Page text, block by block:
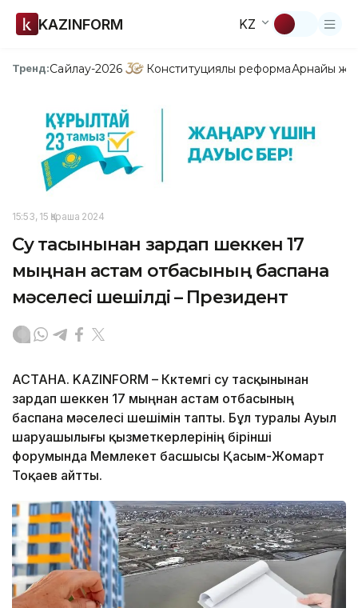
KAZINFORM KZ
Тренд:Сайлау-2026 Конституциялық реформаАрнайы
15:53, 15 Қараша 2024
Су тасқынынан зардап шеккен 17
мыңнан астам отбасының баспана
мәселесі шешілді – Президент
АСТАНА. KAZINFORM – Көктемгі су тасқынынан
зардап шеккен 17 мыңнан астам отбасының
баспана мәселесі шешімін тапты. Бұл туралы Ауыл
шаруашылығы қызметкерлерінің бірінші
форумында Мемлекет басшысы Қасым-Жомарт
Тоқаев айтты.